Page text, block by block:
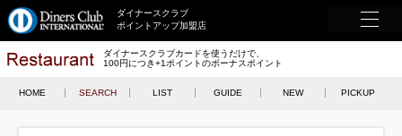
ダイナースクラブ
ポイントアップ加盟店
ダイナースクラブカードを使うだけで、
100円につき+1ポイントのボーナスポイント
HOME SEARCH LIST GUIDE NEW PICKUP